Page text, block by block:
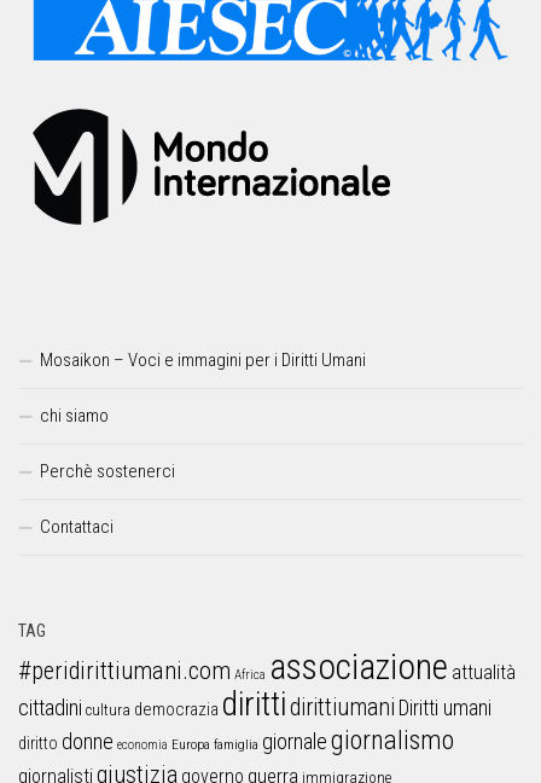
Mosaikon – Voci e immagini per i Diritti Umani
chi siamo
Perchè sostenerci
Contattaci
TAG
#peridirittiumani.com Africa associazione attualità
cittadini cultura democrazia dirittidirittiumani Diritti umani
diritto donne economia Europa famiglia giornalegiornalismo
giornalistigiustizia governo guerra immigrazione